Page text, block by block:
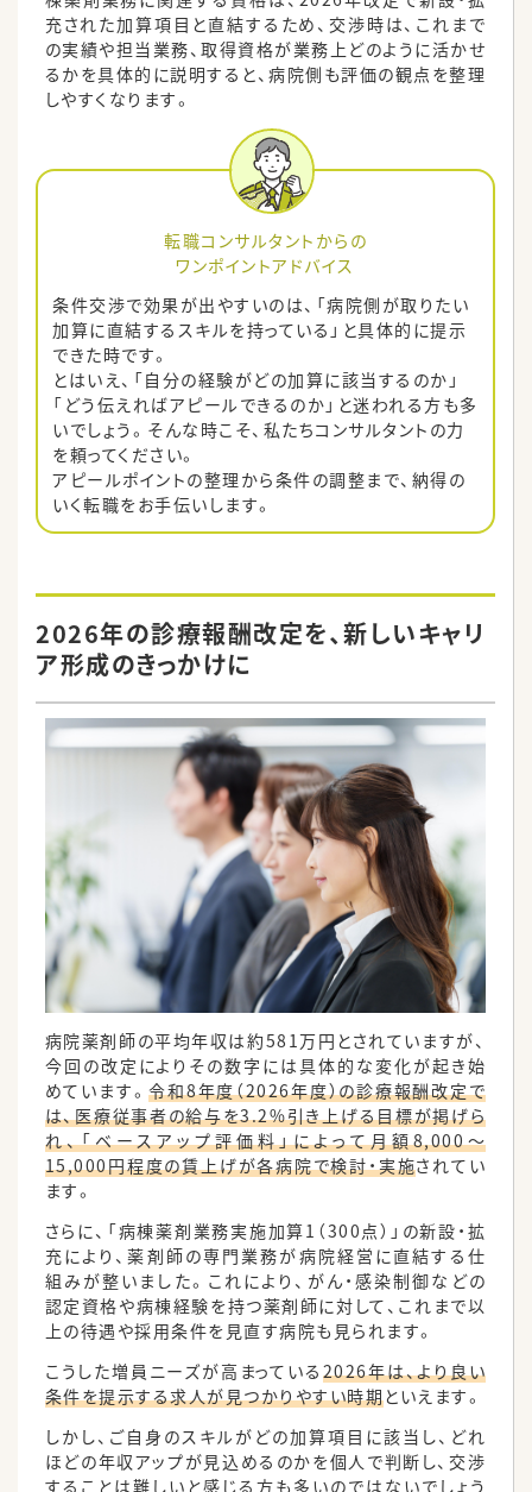
充された加算項目と直結するため、交渉時は、これまで
の実績や担当業務、取得資格が業務上どのように活かせ
るかを具体的に説明すると、病院側も評価の観点を整理
しやすくなります。
転職コンサルタントからの
ワンポイントアドバイス
条件交渉で効果が出やすいのは、「病院側が取りたい
加算に直結するスキルを持っている」と具体的に提示
できた時です。
とはいえ、「自分の経験がどの加算に該当するのか」
「どう伝えればアピールできるのか」と迷われる方も多
いでしょう。そんな時こそ、私たちコンサルタントの力
を頼ってください。
アピールポイントの整理から条件の調整まで、納得の
いく転職をお手伝いします。
2026年の診療報酬改定を、新しいキャリ
ア形成のきっかけに
病院薬剤師の平均年収は約581万円とされていますが、
今回の改定によりその数字には具体的な変化が起き始
めています。令和8年度（2026年度）の診療報酬改定で
は、医療従事者の給与を3.2%引き上げる目標が掲げら
れ、「ベースアップ評価料」によって月額8,000〜
15,000円程度の賃上げが各病院で検討・実施されてい
ます。
さらに、「病棟薬剤業務実施加算1（300点）」の新設・拡
充により、薬剤師の専門業務が病院経営に直結する仕
組みが整いました。これにより、がん・感染制御などの
認定資格や病棟経験を持つ薬剤師に対して、これまで以
上の待遇や採用条件を見直す病院も見られます。
こうした増員ニーズが高まっている 2026年は、より良い
条件を提示する求人が見つかりやすい時期といえます。
しかし、ご自身のスキルがどの加算項目に該当し、どれ
ほどの年収アップが見込めるのかを個人で判断し、交渉
することは難しいと感じる方も多いのではないでしょう